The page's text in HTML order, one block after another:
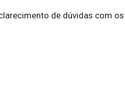
de dúvidas com